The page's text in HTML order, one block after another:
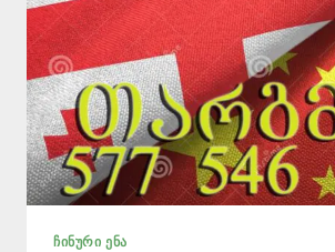
ᲩᲘᲜᲣᲠᲘ ᲔᲜᲐ